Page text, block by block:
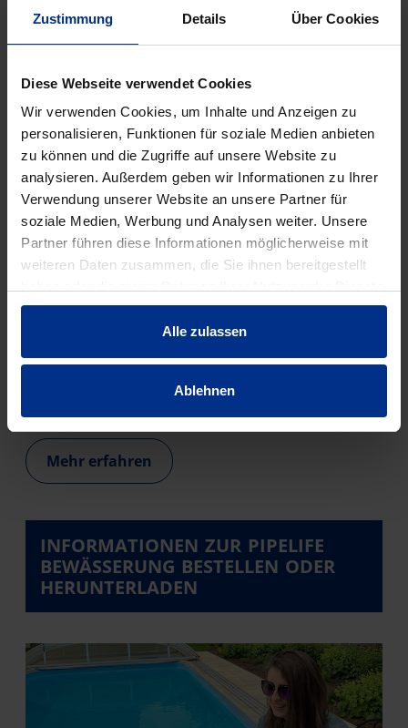
Zustimmung Details Über Cookies
Diese Webseite verwendet Cookies
Wir verwenden Cookies, um Inhalte und Anzeigen zu
personalisieren, Funktionen für soziale Medien anbieten
zu können und die Zugriffe auf unsere Website zu
analysieren. Außerdem geben wir Informationen zu Ihrer
Verwendung unserer Website an unsere Partner für
soziale Medien, Werbung und Analysen weiter. Unsere
Partner führen diese Informationen möglicherweise mit
weiteren Daten zusammen, die Sie ihnen bereitgestellt
gesammelt haben.
Alle zulassen
Ablehnen
KOSTENLOSER
PLANUNGSSERVICE
Die Planung einer perfekt auf Ihren Garten
abgestimmten Bewässerungsanlage erfordert viel
Erfahrung. Nur mit den optimalen Komponenten
Bewässerung. Diese sollte daher unbedingt von Profis
durchgeführt werden, wie dem Bewässerungsteam von
telefonischer Erstberatung für Sie Ihre
Gartenbewässerung - kostenlos!
Mehr erfahren
INFORMATIONEN ZUR PIPELIFE
BEWÄSSERUNG BESTELLEN ODER
HERUNTERLADEN